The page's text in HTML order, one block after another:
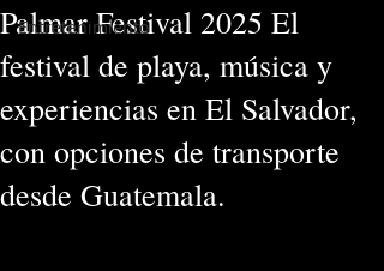
Entretenimiento
Palmar Festival 2025 El
festival de playa, música y
experiencias en El Salvador,
con opciones de transporte
desde Guatemala.